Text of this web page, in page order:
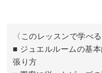
2つのアクセサリー作
講座では、ペンダントト
〈このレッスンで学べる
■ ジュエルルームの基
張り方